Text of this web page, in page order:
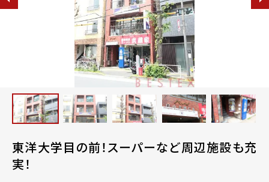
東洋大学目の前！スーパーなど周辺施設も充
実！